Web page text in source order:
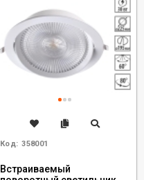
Код: 358001
Встраиваемый